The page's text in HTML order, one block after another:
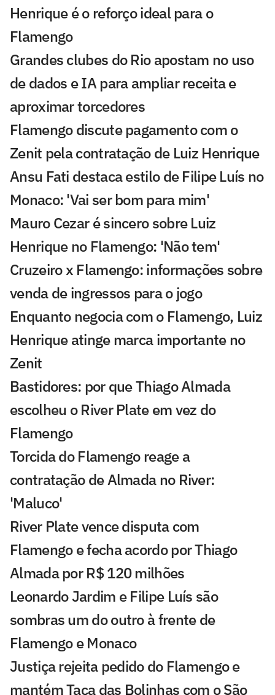
Henrique é o reforço ideal para o
Flamengo
Grandes clubes do Rio apostam no uso
de dados e IA para ampliar receita e
aproximar torcedores
Flamengo discute pagamento com o
Zenit pela contratação de Luiz Henrique
Ansu Fati destaca estilo de Filipe Luís no
Monaco: 'Vai ser bom para mim'
Mauro Cezar é sincero sobre Luiz
Henrique no Flamengo: 'Não tem'
Cruzeiro x Flamengo: informações sobre
venda de ingressos para o jogo
Enquanto negocia com o Flamengo, Luiz
Henrique atinge marca importante no
Zenit
Bastidores: por que Thiago Almada
escolheu o River Plate em vez do
Flamengo
Torcida do Flamengo reage a
contratação de Almada no River:
'Maluco'
River Plate vence disputa com
Flamengo e fecha acordo por Thiago
Almada por R$ 120 milhões
Leonardo Jardim e Filipe Luís são
sombras um do outro à frente de
Flamengo e Monaco
Justiça rejeita pedido do Flamengo e
mantém Taça das Bolinhas com o São